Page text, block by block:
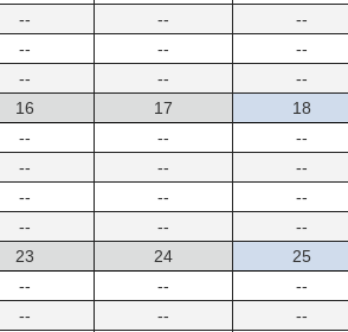
--
--
--
--
--
--
--
--
--
16
--
--
--
--
17
--
--
--
--
18
--
--
--
--
23
--
--
24
--
--
25
--
--